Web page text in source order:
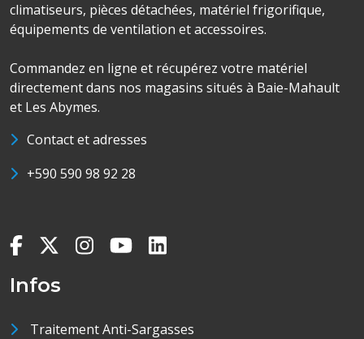
climatiseurs, pièces détachées, matériel frigorifique,
équipements de ventilation et accessoires.
Commandez en ligne et récupérez votre matériel
directement dans nos magasins situés à Baie-Mahault
et Les Abymes.
Contact et adresses
+590 590 98 92 28
Infos
Traitement Anti-Sargasses